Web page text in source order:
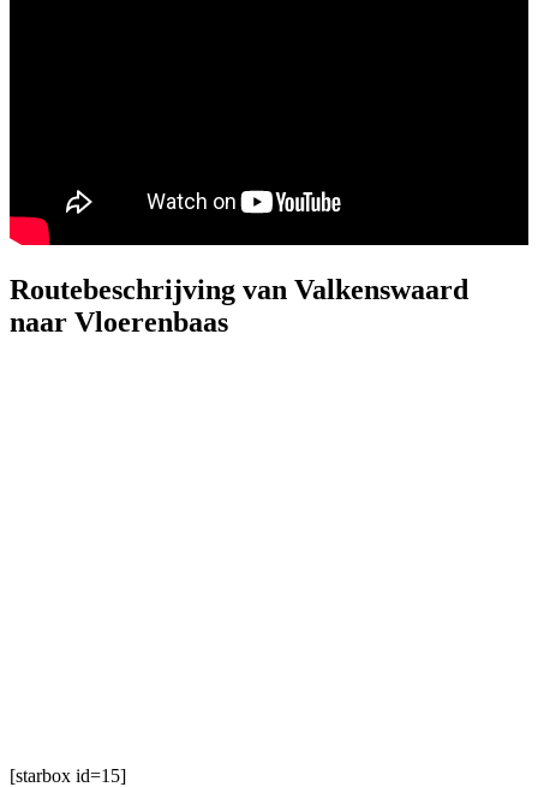
Routebeschrijving van Valkenswaard
naar Vloerenbaas
[starbox id=15]